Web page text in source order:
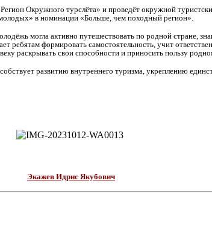
Окружного турслёта» и проведёт окружной
в номинации «Больше, чем походный регион».
могла активно путешествовать по родной стране,
ребятам формировать самостоятельность, учит
раскрывать свои способности и приносить пользу
развитию внутреннего туризма, укреплению
Экажев Идрис Якубович